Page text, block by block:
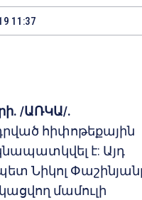
11:37
/ԱՌԿԱ/.
հիփոթեքային
է: Այդ
Նիկոլ
մամուլի